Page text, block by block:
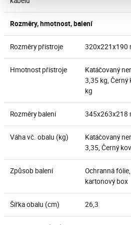
Rozměry, hmotnost, balení
Rozměry přístroje 320x221x190
Hmotnost přístroje
Katáčovaný
3,35 kg, Černý
kg
Rozměry balení 345x263x218
Váha vč. obalu (kg)
Katáčovaný
3,35, Černý
Způsob balení
Ochranná
kartonový box
Šířka obalu (cm) 26,3